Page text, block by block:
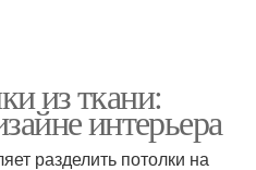
из ткани:
интерьера
разделить потолки на